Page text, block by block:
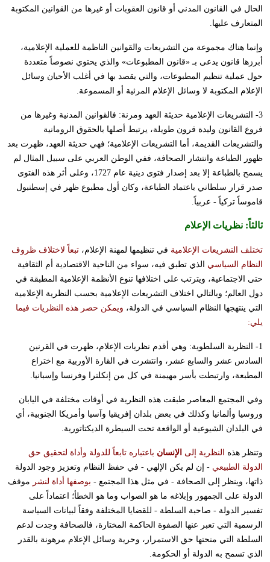
الحال في القانون المدني أو قانون العقوبات أو غيرها من القوانين المكتوبة
المتعارف عليها.
وإنما هناك مجموعة من التشريعات والقوانين الناظمة للعملية الإعلامية،
أبرزها قانون يدعى بـ «قانون المطبوعات» والذي يحتوي نصوصاً متعددة
حول عملية تنظيم المطبوعات، والتي يقصد بها في أغلب الأحيان وسائل
الإعلام المكتوبة لا وسائل الإعلام المرئية أو المسموعة.
3- التشريعات الإعلامية حديثة العهد ومرنة: فالقوانين المدنية وغيرها من
فروع القانون وليدة قرون طويلة، يرتبط أصلها بالحقوق الرومانية
والتشريعات القديمة، أما التشريعات الإعلامية؛ فهي حديثة العهد، ظهرت بعد
ظهور الطباعة وانتشار الصحافة، ففي الوطن العربي على سبيل المثال لم
يسمح بالطباعة إلا بعد إصدار فتوى دينية عام 1727، وعلى أثر هذه الفتوى
صدر قرار سلطاني باعتماد الطباعة، وكان أول مطبوع ظهر في إسطنبول
قاموساً تركياً - عربياً.
ثالثاً: نظريات الإعلام
تختلف التشريعات الإعلامية في تنظيمها لمهنة الإعلام، تبعاً لاختلاف ظروف
النظام السياسي الذي تطبق فيه، سواء من الناحية الاقتصادية أم الثقافية
حتى الاجتماعية، ويترتب على اختلافها تنوع الأنظمة الإعلامية المطبقة في
دول العالم؛ وبالتالي اختلاف التشريعات الإعلامية بحسب النظرية الإعلامية
التي ينتهجها النظام السياسي في الدولة، ويمكن حصر هذه النظريات فيما
يلي:
1- النظرية السلطوية: وهي أقدم نظريات الإعلام، ظهرت في القرنين
السادس عشر والسابع عشر، وانتشرت في القارة الأوربية مع اختراع
المطبعة، وارتبطت بأسر مهيمنة في كل من إنكلترا وفرنسا وإسبانيا.
وفي المجتمع المعاصر طبقت هذه النظرية في أوقات مختلفة في اليابان
وروسيا وألمانيا وكذلك في بعض بلدان إفريقيا وآسيا وأمريكا الجنوبية، أي
في البلدان الشيوعية أو الواقعة تحت السيطرة الديكتاتورية.
وتنظر هذه النظرية إلى الإنسان باعتباره تابعاً للدولة وأداة لتحقيق حق
الدولة الطبيعي - إن لم يكن الإلهي - في حفظ النظام وتعزيز وجود الدولة
ذاتها، وينظر إلى الصحافة - في مثل هذا المجتمع - بوصفها أداة لنشر موقف
الدولة على الجمهور وإبلاغه ما هو الصواب وما هو الخطأ؛ اعتماداً على
تفسير الدولة - صاحبة السلطة - للقضايا المختلفة وفقاً لبيانات السياسة
الرسمية التي تعبر عنها الصفوة الحاكمة المختارة، فالصحافة وجدت لدعم
السلطة التي منحتها حق الاستمرار، وحرية وسائل الإعلام مرهونة بالقدر
الذي تسمح به الدولة أو الحكومة.